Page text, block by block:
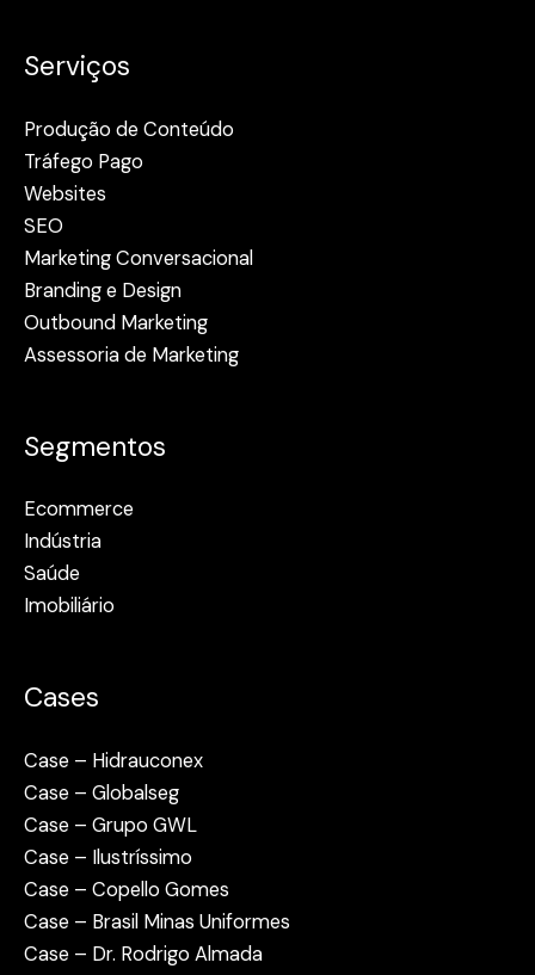
Serviços
Produção de Conteúdo
Tráfego Pago
Websites
SEO
Marketing Conversacional
Branding e Design
Outbound Marketing
Assessoria de Marketing
Segmentos
Ecommerce
Indústria
Saúde
Imobiliário
Cases
Case – Hidrauconex
Case – Globalseg
Case – Grupo GWL
Case – Ilustríssimo
Case – Copello Gomes
Case – Brasil Minas Uniformes
Case – Dr. Rodrigo Almada